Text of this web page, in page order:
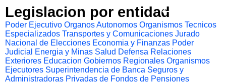
Legislacion por entidad
Poder Ejecutivo Organos Autonomos Organismos Tecnicos
Especializados Transportes y Comunicaciones Jurado
Nacional de Elecciones Economia y Finanzas Poder
Judicial
Energia y Minas Salud Defensa Relaciones
Exteriores Educacion Gobiernos Regionales Organismos
Ejecutores Superintendencia de Banca Seguros y
Administradoras Privadas de Fondos de Pensiones